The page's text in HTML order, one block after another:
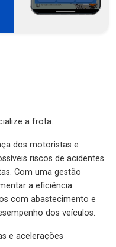
a frota.
dos motoristas e
riscos de acidentes
Com uma gestão
a eficiência
com abastecimento e
dos veículos.
e acelerações